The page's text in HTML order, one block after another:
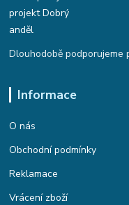
Dlouhodobě podporujeme
Informace
O nás
Obchodní podmínky
Reklamace
Vrácení zboží